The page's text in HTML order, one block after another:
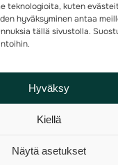
teknologioita, kuten
hyväksyminen antaa
tällä sivustolla.
Hyväksy
Kiellä
Näytä asetukset